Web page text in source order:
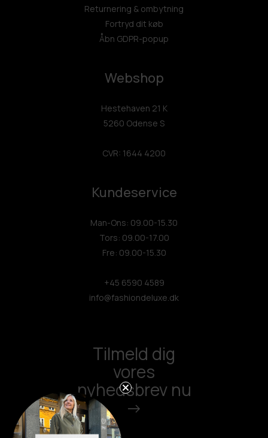
Returnering & ombytning
Fortryd dit køb
Åbn GDPR-popup
Webshop
Hestehaven 21 K
5260 Odense S
CVR: 1644 4200
Kundeservice
Man-Ons: 09.00-15.30
Tors: 09.00-17.00
Fre: 09.00-15.30
+45 6590 4589
info@fashiondeluxe.dk
Tilmeld dig
vores
nyhedsbrev nu
->